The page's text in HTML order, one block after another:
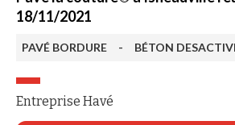
18/11/2021
PAVÉ BORDURE - BÉTON
Entreprise Havé